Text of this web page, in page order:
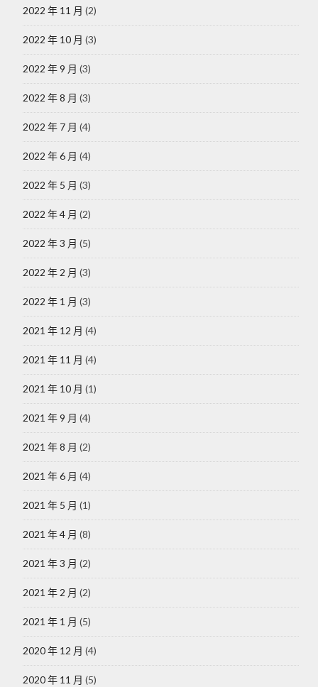
2022 年 11 月 (2)
2022 年 10 月 (3)
2022 年 9 月 (3)
2022 年 8 月 (3)
2022 年 7 月 (4)
2022 年 6 月 (4)
2022 年 5 月 (3)
2022 年 4 月 (2)
2022 年 3 月 (5)
2022 年 2 月 (3)
2022 年 1 月 (3)
2021 年 12 月 (4)
2021 年 11 月 (4)
2021 年 10 月 (1)
2021 年 9 月 (4)
2021 年 8 月 (2)
2021 年 6 月 (4)
2021 年 5 月 (1)
2021 年 4 月 (8)
2021 年 3 月 (2)
2021 年 2 月 (2)
2021 年 1 月 (5)
2020 年 12 月 (4)
2020 年 11 月 (5)